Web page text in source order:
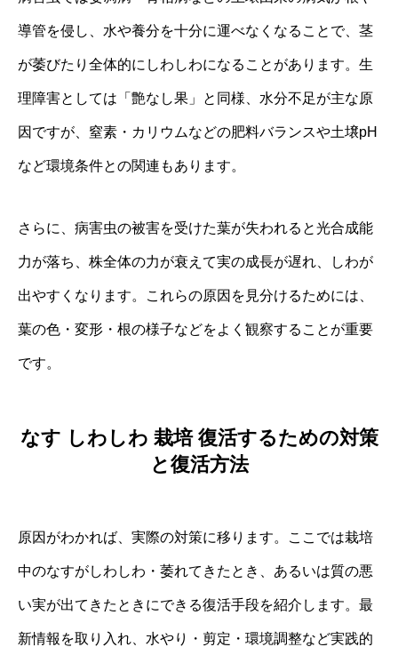
導管を侵し、水や養分を十分に運べなくなることで、茎
が萎びたり全体的にしわしわになることがあります。生
理障害としては「艶なし果」と同様、水分不足が主な原
因ですが、窒素・カリウムなどの肥料バランスや土壌pH
など環境条件との関連もあります。
さらに、病害虫の被害を受けた葉が失われると光合成能
力が落ち、株全体の力が衰えて実の成長が遅れ、しわが
出やすくなります。これらの原因を見分けるためには、
葉の色・変形・根の様子などをよく観察することが重要
です。
なす しわしわ 栽培 復活するための対策
と復活方法
原因がわかれば、実際の対策に移ります。ここでは栽培
中のなすがしわしわ・萎れてきたとき、あるいは質の悪
い実が出てきたときにできる復活手段を紹介します。最
新情報を取り入れ、水やり・剪定・環境調整など実践的